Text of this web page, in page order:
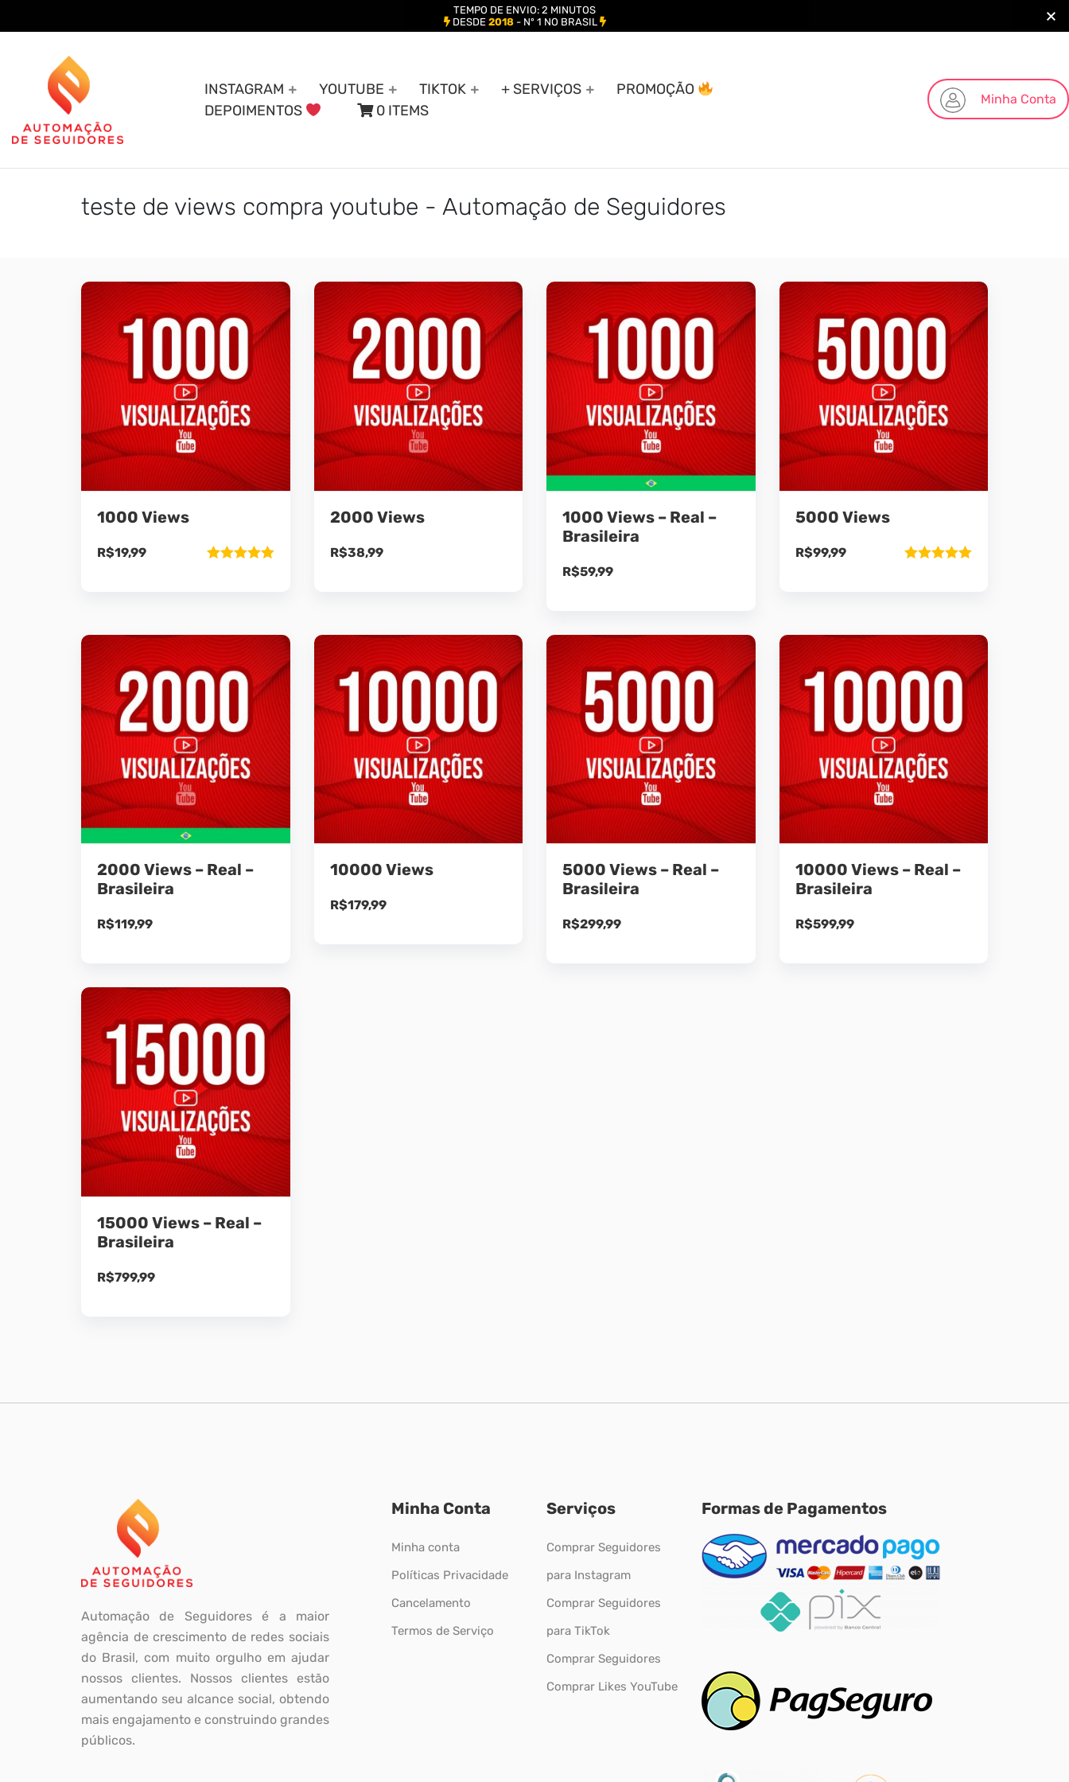
INSTAGRAM YOUTUBE TIKTOK + SERVIÇOS
PROMOÇÃO
DEPOIMENTOS
0 ITEMS
Minha Conta
teste de views compra youtube - Automação de Seguidores
1000 Views
R$19,99
2000 Views
R$38,99
1000 Views – Real –
Brasileira
R$59,99
5000 Views
R$99,99
2000 Views – Real –
Brasileira
R$119,99
10000 Views
R$179,99
5000 Views – Real –
Brasileira
R$299,99
10000 Views – Real –
Brasileira
R$599,99
15000 Views – Real –
Brasileira
R$799,99
Automação de Seguidores é a maior
agência de crescimento de redes sociais
do Brasil, com muito orgulho em ajudar
nossos clientes. Nossos clientes estão
aumentando seu alcance social, obtendo
mais engajamento e construindo grandes
públicos.
Minha Conta
Minha conta
Políticas Privacidade
Cancelamento
Termos de Serviço
Serviços
Comprar Seguidores
para Instagram
Comprar Seguidores
para TikTok
Comprar Seguidores
Comprar Likes YouTube
Formas de Pagamentos
TEMPO DE ENVIO: 2 MINUTOS
DESDE 2018- Nº 1 NO BRASIL